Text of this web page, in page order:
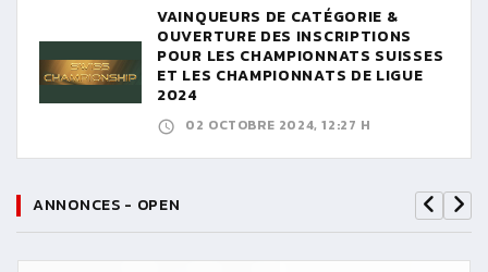
VAINQUEURS DE CATÉGORIE &
OUVERTURE DES INSCRIPTIONS
POUR LES CHAMPIONNATS SUISSES
ET LES CHAMPIONNATS DE LIGUE
2024
02 OCTOBRE 2024, 12:27 H
ANNONCES - OPEN